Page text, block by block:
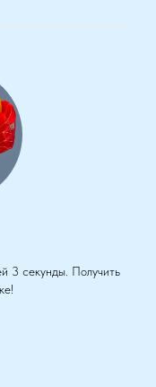
3 секунды. Получить